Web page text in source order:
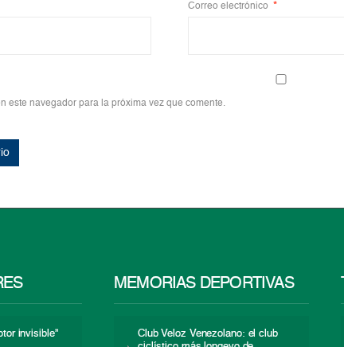
Correo electrónico *
este navegador para la próxima vez que comente.
invisible”
MEMORIAS DEPORTIVAS
Club Veloz Venezolano: el club